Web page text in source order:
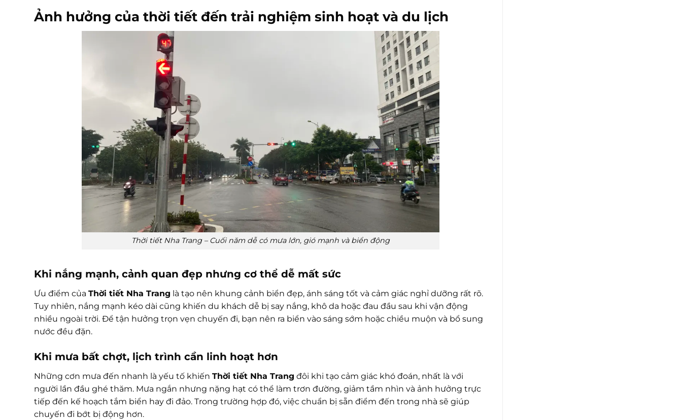
Ảnh hưởng của thời tiết đến trải nghiệm sinh hoạt và du lịch
Thời tiết Nha Trang – Cuối năm dễ có mưa lớn, gió mạnh và biển động
Khi nắng mạnh, cảnh quan đẹp nhưng cơ thể dễ mất sức
Ưu điểm của Thời tiết Nha Trang là tạo nên khung cảnh biển đẹp, ánh sáng tốt và cảm giác nghỉ dưỡng rất rõ.
Tuy nhiên, nắng mạnh kéo dài cũng khiến du khách dễ bị say nắng, khô da hoặc đau đầu sau khi vận động
nhiều ngoài trời. Để tận hưởng trọn vẹn chuyến đi, bạn nên ra biển vào sáng sớm hoặc chiều muộn và bổ sung
nước đều đặn.
Khi mưa bất chợt, lịch trình cần linh hoạt hơn
Những cơn mưa đến nhanh là yếu tố khiến Thời tiết Nha Trang đôi khi tạo cảm giác khó đoán, nhất là với
người lần đầu ghé thăm. Mưa ngắn nhưng nặng hạt có thể làm trơn đường, giảm tầm nhìn và ảnh hưởng trực
tiếp đến kế hoạch tắm biển hay đi đảo. Trong trường hợp đó, việc chuẩn bị sẵn điểm đến trong nhà sẽ giúp
chuyến đi bớt bị động hơn.